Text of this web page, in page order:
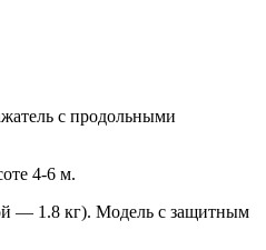
с продольными
4-6 м.
— 1.8 кг). Модель с защитным